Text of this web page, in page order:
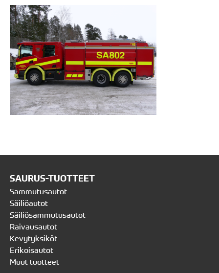
SAURUS-TUOTTEET
Sammutusautot
Säiliöautot
Säiliösammutusautot
Raivausautot
Kevytyksiköt
Erikoisautot
Muut tuotteet